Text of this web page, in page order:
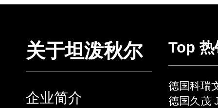
关于坦泼秋尔
企业简介
Top
德国科瑞
德国久茂